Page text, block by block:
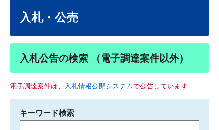
入札・公売
入札公告の検索 （電子調達案件以外）
電子調達案件は、 入札情報公開システムで公告しています
キーワード検索